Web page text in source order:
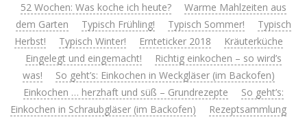
52 Wochen: Was koche ich heute?
Warme Mahlzeiten aus
dem Garten
Typisch Frühling! Typisch Sommer!
Typisch
Herbst!
Typisch Winter! Ernteticker 2018
Kräuterküche
Eingelegt und eingemacht!
Richtig einkochen – so wird’s
was!
So geht’s: Einkochen in Weckgläser (im Backofen)
Einkochen … herzhaft und süß – Grundrezepte
So geht’s:
Einkochen in Schraubgläser (im Backofen)
Rezeptsammlung